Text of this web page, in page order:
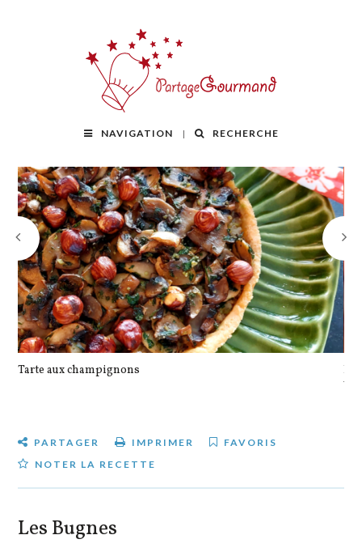
NAVIGATION RECHERCHE
Tarte aux champignons
PARTAGER IMPRIMER
FAVORIS
NOTER LA RECETTE
Les Bugnes